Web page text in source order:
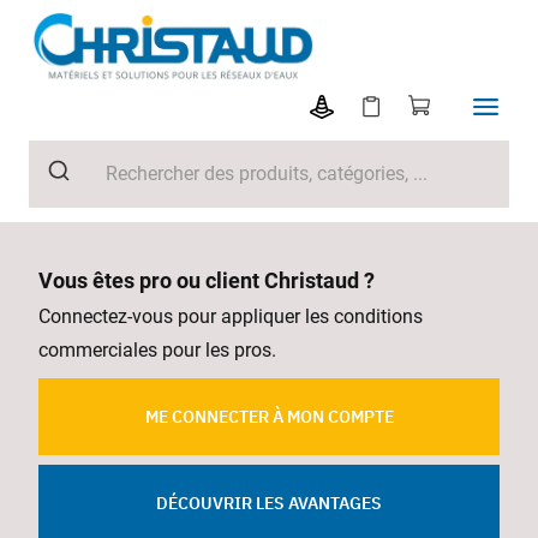
Vous êtes pro ou client Christaud ?
Connectez-vous pour appliquer les conditions
commerciales pour les pros.
ME CONNECTER À MON COMPTE
DÉCOUVRIR LES AVANTAGES